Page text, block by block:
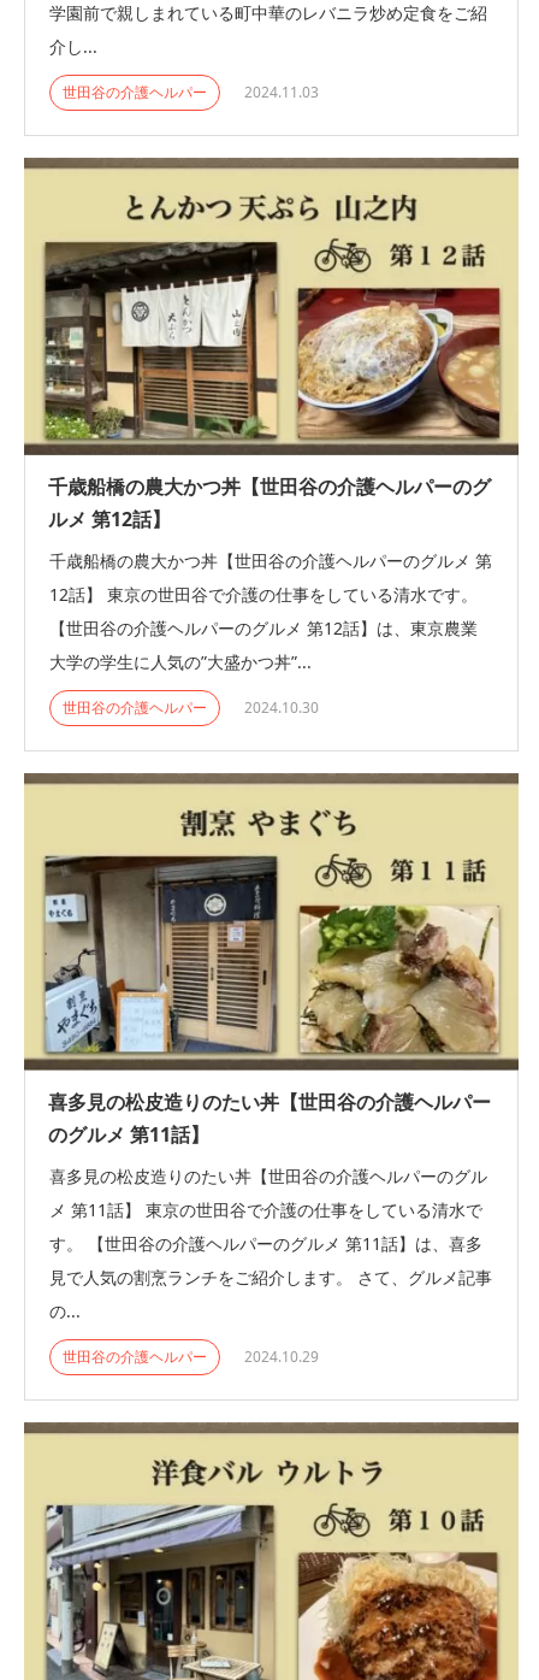
学園前で親しまれている町中華のレバニラ炒め定食をご紹
介し...
世田谷の介護ヘルパー 2024.11.03
千歳船橋の農大かつ丼【世田谷の介護ヘルパーのグ
ルメ 第12話】
千歳船橋の農大かつ丼【世田谷の介護ヘルパーのグルメ 第
12話】 東京の世田谷で介護の仕事をしている清水です。
【世田谷の介護ヘルパーのグルメ 第12話】は、東京農業
大学の学生に人気の”大盛かつ丼”...
世田谷の介護ヘルパー 2024.10.30
喜多見の松皮造りのたい丼【世田谷の介護ヘルパー
のグルメ 第11話】
喜多見の松皮造りのたい丼【世田谷の介護ヘルパーのグル
メ 第11話】 東京の世田谷で介護の仕事をしている清水で
す。 【世田谷の介護ヘルパーのグルメ 第11話】は、喜多
見で人気の割烹ランチをご紹介します。 さて、グルメ記事
の...
世田谷の介護ヘルパー 2024.10.29